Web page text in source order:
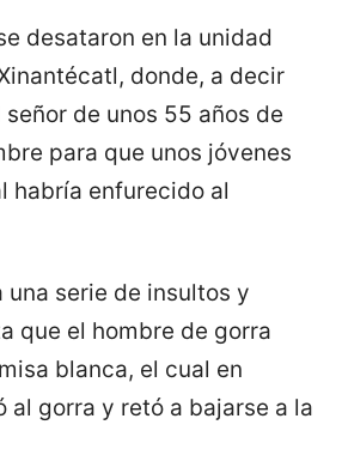
desataron en la unidad
donde, a decir
de unos 55 años de
para que unos jóvenes
habría enfurecido al
una serie de insultos y
que el hombre de gorra
blanca, el cual en
al gorra y retó a bajarse a la